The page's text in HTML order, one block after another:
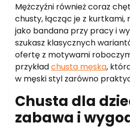
Mężczyźni również coraz
chusty, łącząc je z
jako bandana przy pracy i
szukasz klasycznych
ofertę z motywami
przykładchusta męska,
w męski styl zarówno
Chusta dla
zabawa i